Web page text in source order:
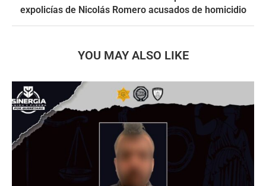
expolicías de Nicolás Romero acusados de homicidio
YOU MAY ALSO LIKE